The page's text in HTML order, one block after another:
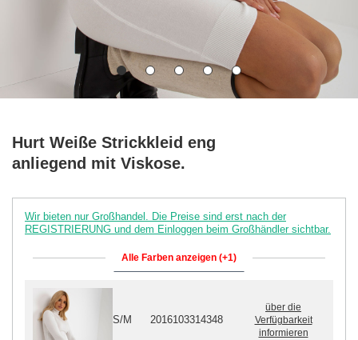
Hurt Weiße Strickkleid eng
anliegend mit Viskose.
Wir bieten nur Großhandel. Die Preise sind erst nach der
REGISTRIERUNG und dem Einloggen beim Großhändler sichtbar.
Alle Farben anzeigen (+1)
S/M 2016103314348
über die
Verfügbarkeit
informieren